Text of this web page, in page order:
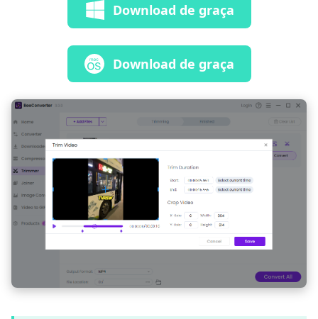
Download de graça
Download de graça